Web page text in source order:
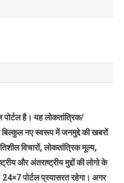
है। यह लोकतांत्रिक/
बिल्कुल नए स्वरूप में जनमुद्दे की खबरों
विचारों, लोकतांत्रिक मूल्य,
और अंतराष्ट्रीय मुद्दों की लोगो के
पोर्टल प्रयासरत रहेगा। अगर